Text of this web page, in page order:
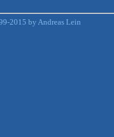
2015 by Andreas Lein